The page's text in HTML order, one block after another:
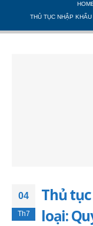
THỦ TỤC NHẬP
04
Th7
Thủ
loại: